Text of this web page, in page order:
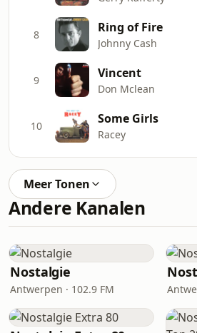
8 Ring of Fire
Johnny Cash
9 Vincent
Don Mclean
10 Some Girls
Racey
Meer Tonen
Andere Kanalen
Nostalgie
Antwerpen · 102.9 FM